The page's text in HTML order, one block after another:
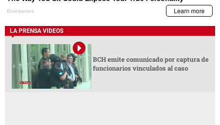
LA PRENSA VIDEOS
BCH emite comunicado por captura de
funcionarios vinculados al caso